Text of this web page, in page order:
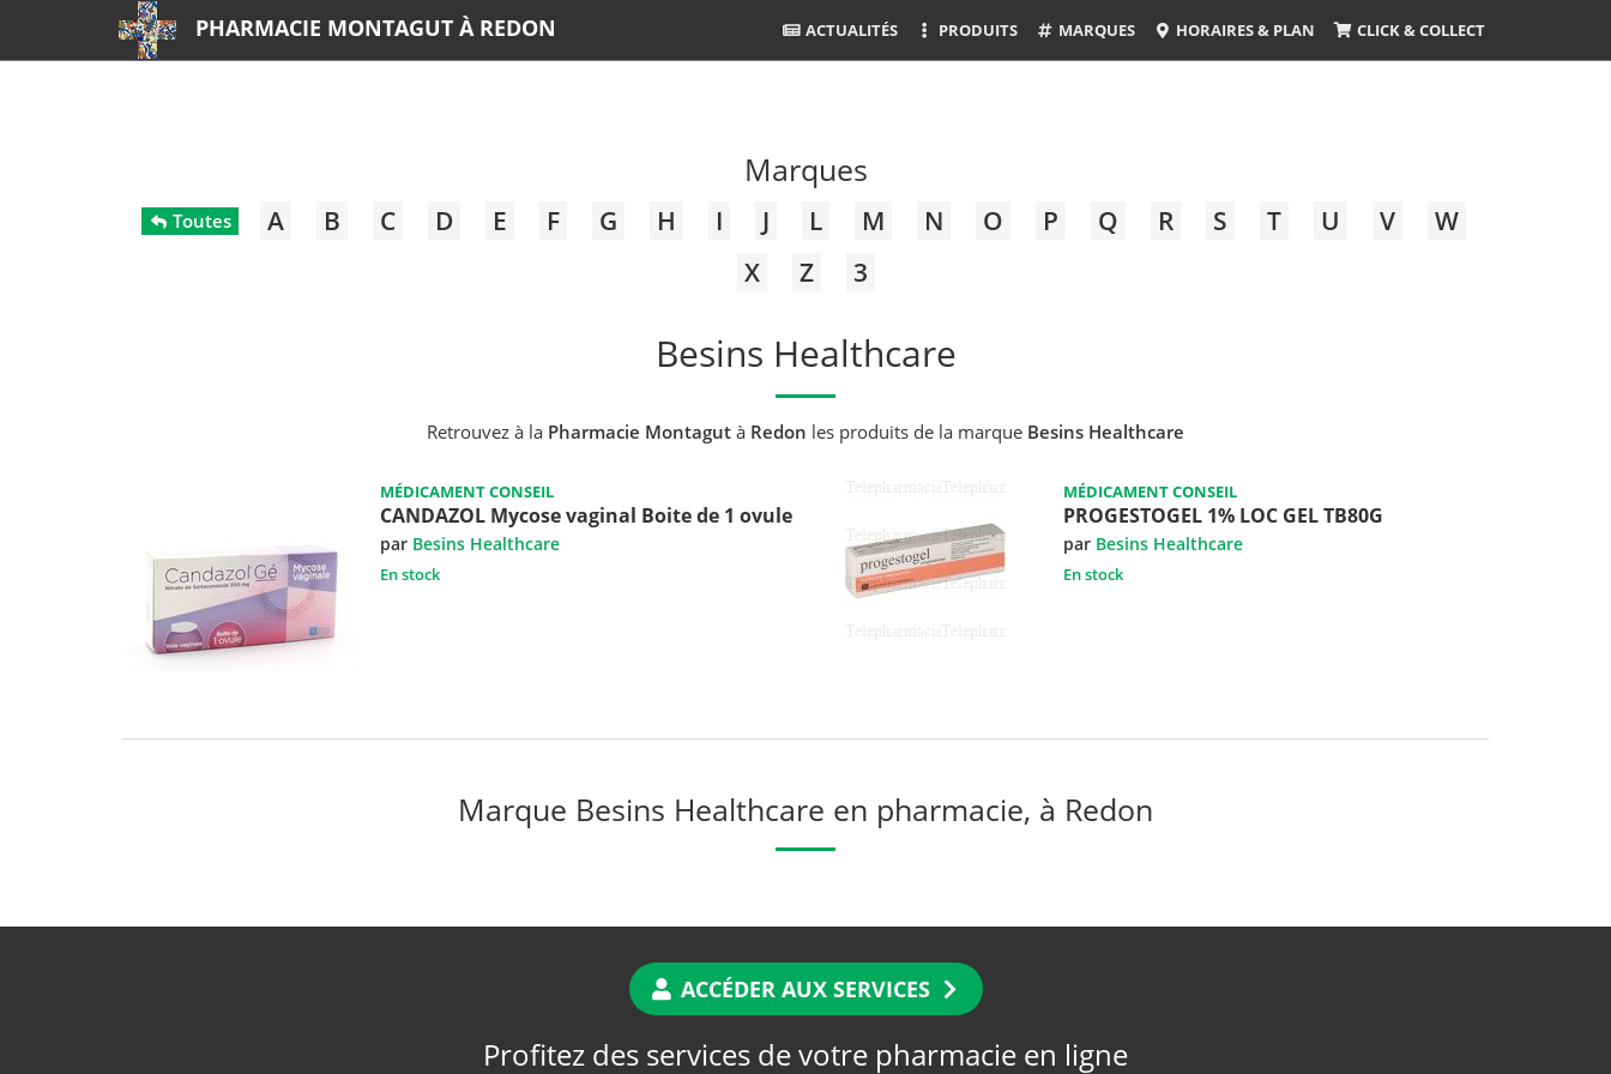
PHARMACIE MONTAGUT À REDON ACTUALITÉS PRODUITS MARQUES HORAIRES & PLAN CLICK & COLLECT
Marques
Toutes A B C D E F G H I J L M N O P Q R S T U V
W
X
Z 3
Besins Healthcare
Retrouvez à la Pharmacie Montagut à Redon les produits de la marque Besins Healthcare
MÉDICAMENT CONSEIL
CANDAZOL Mycose vaginal Boite de 1 ovule
par Besins Healthcare
En stock
MÉDICAMENT CONSEIL
PROGESTOGEL 1% LOC GEL TB80G
par Besins Healthcare
En stock
Marque Besins Healthcare en pharmacie, à Redon
ACCÉDER AUX SERVICES
Profitez des services de votre pharmacie en ligne